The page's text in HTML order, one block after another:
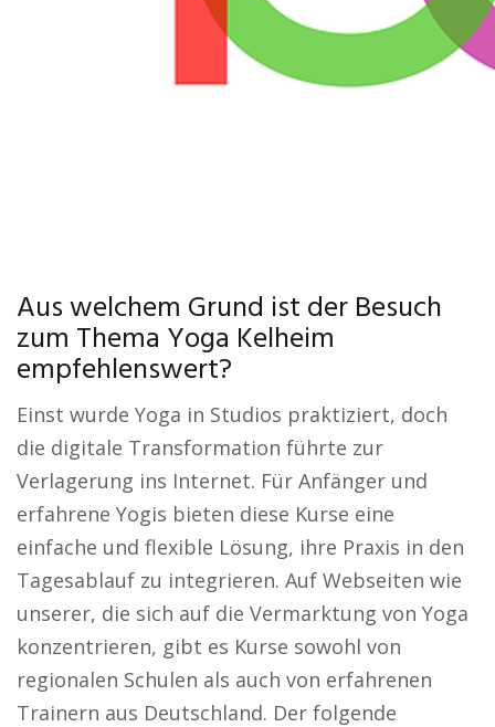
Aus welchem Grund ist der Besuch
zum Thema Yoga Kelheim
empfehlenswert?
Einst wurde Yoga in Studios praktiziert, doch
die digitale Transformation führte zur
Verlagerung ins Internet. Für Anfänger und
erfahrene Yogis bieten diese Kurse eine
einfache und flexible Lösung, ihre Praxis in den
Tagesablauf zu integrieren. Auf Webseiten wie
unserer, die sich auf die Vermarktung von Yoga
konzentrieren, gibt es Kurse sowohl von
regionalen Schulen als auch von erfahrenen
Trainern aus Deutschland. Der folgende